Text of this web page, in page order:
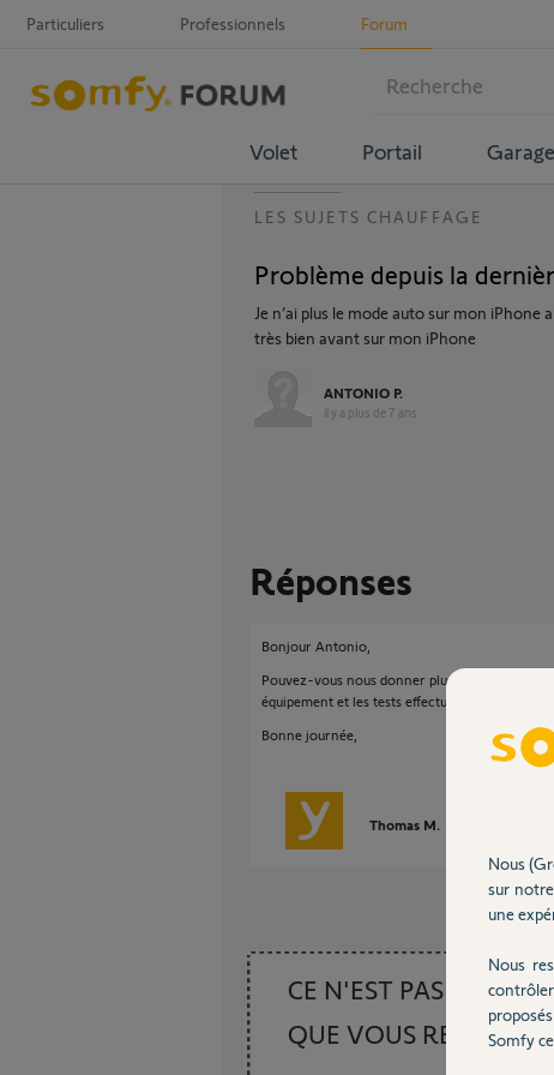
Particuliers Professionnels Forum
Volet Portail Garage
LES SUJETS CHAUFFAGE
Problème depuis la
Je n’ai plus le mode auto sur mon iPhone
très bien avant sur mon iPhone
ANTONIO P.
il y a plus de 7 ans
Réponses
Bonjour Antonio,
Pouvez-vous nous donner plus détail sur
équipement et les tests effectués ?
Bonne journée,
Thomas M.
CE N'EST PAS CE
QUE VOUS
Nous
sur
une
Nous
Somfy